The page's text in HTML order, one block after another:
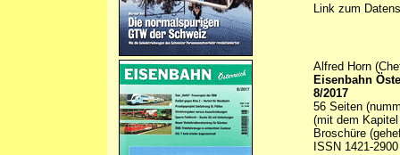
Link zum
Alfred Horn
Eisenbahn
8/2017
56 Seiten
(mit dem
Broschüre
ISSN 1421-2900